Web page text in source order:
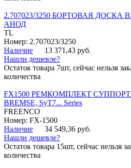
2.707023/3250 БОРТОВАЯ ДОСКА
АНОД
TL
Номер: 2.707023/3250
Наличие
13 371,43 руб.
Нашли дешевле?
Остаток товара 7шт, сейчас нельзя
количества
FX1500 РЕМКОМПЛЕКТ
BREMSE, SyT7... Series
FREENCO
Номер: FX-1500
Наличие
34 549,36 руб.
Нашли дешевле?
Остаток товара 15шт, сейчас нельзя
количества